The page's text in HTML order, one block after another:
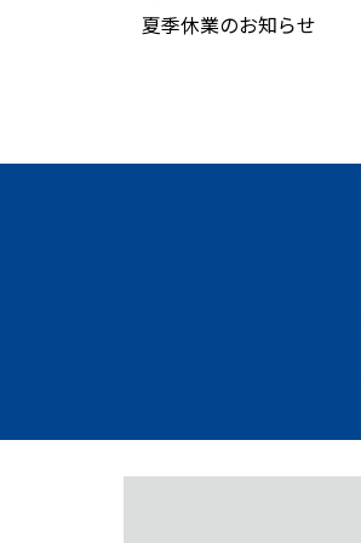
夏季休業のお知らせ